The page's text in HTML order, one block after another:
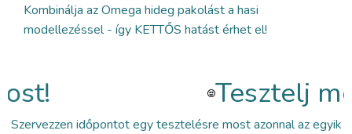
Kombinálja az Omega hideg pakolást a hasi
modellezéssel - így KETTŐS hatást érhet el!
Tesztelj
Szervezzen időpontot egy tesztelésre most azonnal az egyik